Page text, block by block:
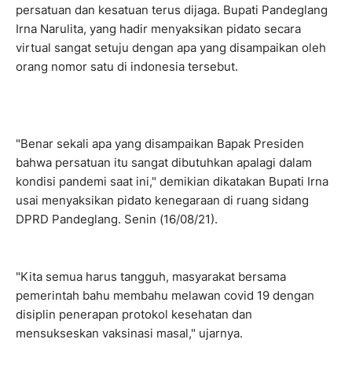
persatuan dan kesatuan terus dijaga. Bupati Pandeglang
Irna Narulita, yang hadir menyaksikan pidato secara
virtual sangat setuju dengan apa yang disampaikan oleh
orang nomor satu di indonesia tersebut.
"Benar sekali apa yang disampaikan Bapak Presiden
bahwa persatuan itu sangat dibutuhkan apalagi dalam
kondisi pandemi saat ini," demikian dikatakan Bupati Irna
usai menyaksikan pidato kenegaraan di ruang sidang
DPRD Pandeglang. Senin (16/08/21).
"Kita semua harus tangguh, masyarakat bersama
pemerintah bahu membahu melawan covid 19 dengan
disiplin penerapan protokol kesehatan dan
mensukseskan vaksinasi masal," ujarnya.